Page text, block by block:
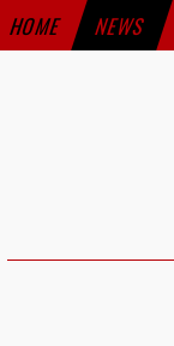
HOME NEWS